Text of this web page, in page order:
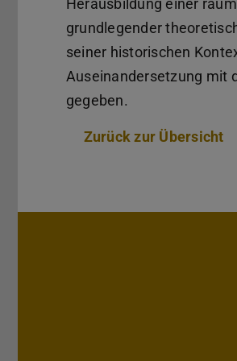
Herausbildung einer
grundlegender
seiner historischen
Auseinandersetzung mit
gegeben.
Zurück zur Übersicht